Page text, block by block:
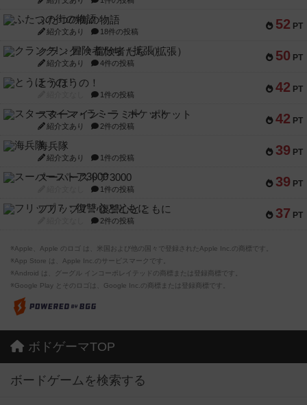
52 PT
ふたつの街の物語
紹介文あり 18件の投稿
50 PT
クランク! ：冒険者たち（拡張）
紹介文あり 4件の投稿
42 PT
とうほうの！
1件の投稿
42 PT
スターマイン・ラミー ポケット
紹介文あり 2件の投稿
39 PT
海兵隊
紹介文あり 1件の投稿
39 PT
スーパーストア3000
1件の投稿
37 PT
フリップ７：復讐心とともに
2件の投稿
※Apple、Apple のロゴ は、米国および他の国々で登録されたApple Inc.の商標です。
※App Store は、Apple Inc.のサービスマークです。
※Android は、グーグル インコーポレイテッドの商標または登録商標です。
※Google Play とそのロゴは、Google Inc.の商標または登録商標です。
ボドゲーマTOP
ボードゲームを検索する